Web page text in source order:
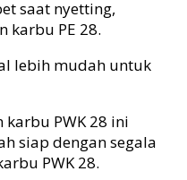
saat nyetting,
karbu PE 28.
lebih mudah untuk
PWK 28 ini
siap dengan segala
PWK 28.